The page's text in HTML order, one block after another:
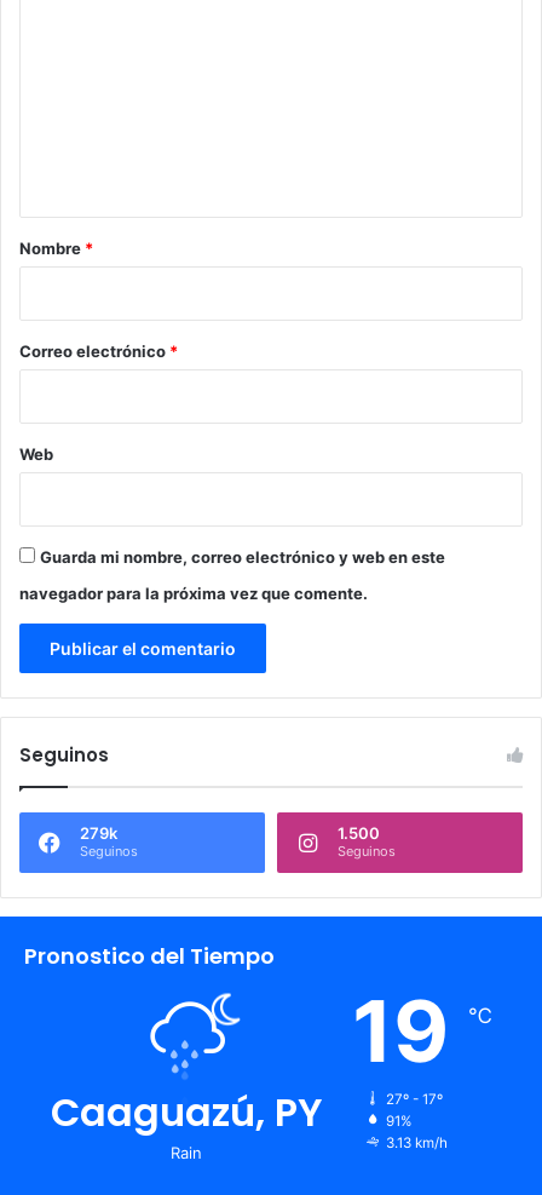
r
*
Nombre *
Correo electrónico *
Web
Guarda mi nombre, correo electrónico y web en este
navegador para la próxima vez que comente.
Seguinos
279k
Seguinos
1.500
Seguinos
Pronostico del Tiempo
Caaguazú, PY
Rain
19 ℃
27º - 17º
91%
3.13 km/h